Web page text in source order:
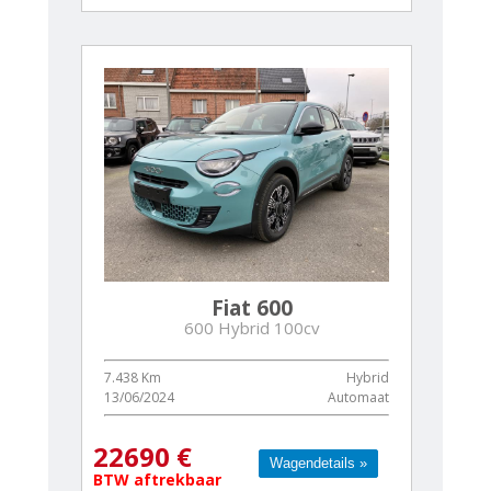
Wagendetails »
Fiat 600
600 Hybrid 100cv
7.438 Km
Hybrid
13/06/2024
Automaat
22690 €
BTW aftrekbaar
Wagendetails »